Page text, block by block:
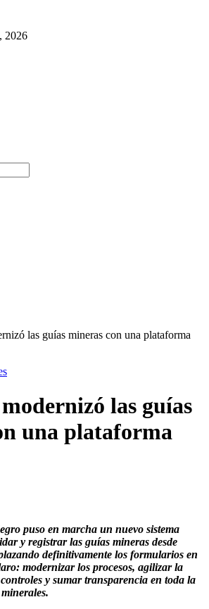
2026
las guías mineras con una plataforma
las guías
una plataforma
puso en marcha un nuevo sistema
y registrar las guías mineras desde
definitivamente los formularios en
modernizar los procesos, agilizar la
y sumar transparencia en toda la